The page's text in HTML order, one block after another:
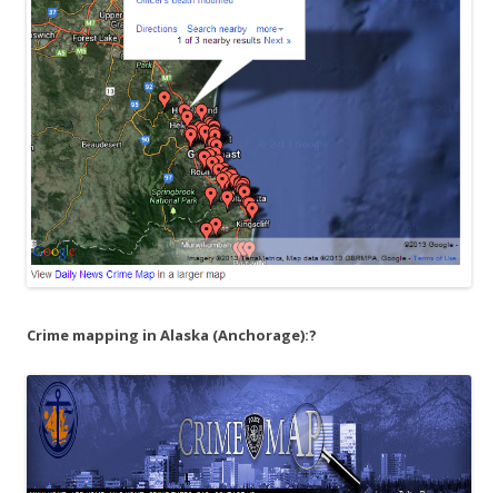
Crime mapping in Alaska (Anchorage):?